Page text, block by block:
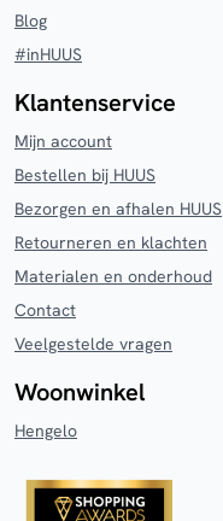
Blog
#inHUUS
Klantenservice
Mijn account
Bestellen bij HUUS
Bezorgen en afhalen HUUS
Retourneren en klachten
Materialen en onderhoud
Contact
Veelgestelde vragen
Woonwinkel
Hengelo